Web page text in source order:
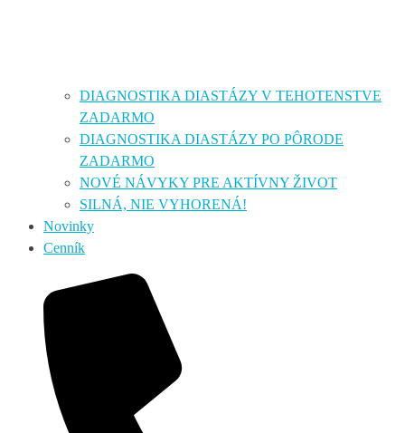
DIAGNOSTIKA DIASTÁZY V TEHOTENSTVE
ZADARMO
DIAGNOSTIKA DIASTÁZY PO PÔRODE
ZADARMO
NOVÉ NÁVYKY PRE AKTÍVNY ŽIVOT
SILNÁ, NIE VYHORENÁ!
Novinky
Cenník